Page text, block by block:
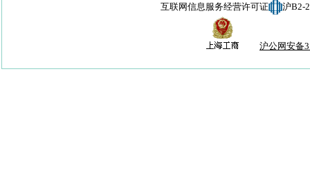
互联网信息服务经营许可证 沪B2-
沪公网安备